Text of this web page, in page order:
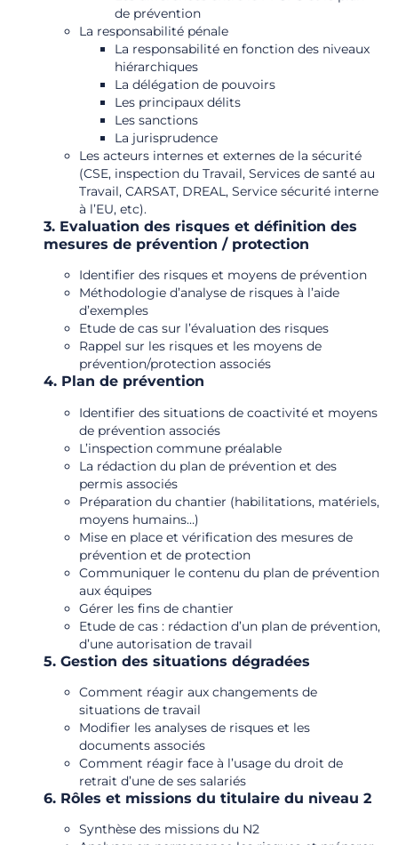
de prévention
La responsabilité pénale
La responsabilité en fonction des niveaux
hiérarchiques
La délégation de pouvoirs
Les principaux délits
Les sanctions
La jurisprudence
Les acteurs internes et externes de la sécurité
(CSE, inspection du Travail, Services de santé au
Travail, CARSAT, DREAL, Service sécurité interne
à l’EU, etc).
3. Evaluation des risques et définition des
mesures de prévention / protection
Identifier des risques et moyens de prévention
Méthodologie d’analyse de risques à l’aide
d’exemples
Etude de cas sur l’évaluation des risques
Rappel sur les risques et les moyens de
prévention/protection associés
4. Plan de prévention
Identifier des situations de coactivité et moyens
de prévention associés
L’inspection commune préalable
La rédaction du plan de prévention et des
permis associés
Préparation du chantier (habilitations, matériels,
moyens humains…)
Mise en place et vérification des mesures de
prévention et de protection
Communiquer le contenu du plan de prévention
aux équipes
Gérer les fins de chantier
Etude de cas : rédaction d’un plan de prévention,
d’une autorisation de travail
5. Gestion des situations dégradées
Comment réagir aux changements de
situations de travail
Modifier les analyses de risques et les
documents associés
Comment réagir face à l’usage du droit de
retrait d’une de ses salariés
6. Rôles et missions du titulaire du niveau 2
Synthèse des missions du N2